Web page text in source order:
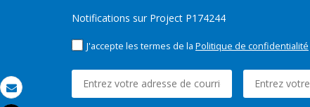
Email
Notifications sur Project P174244
J'accepte les termes de la Politique de confidentialité